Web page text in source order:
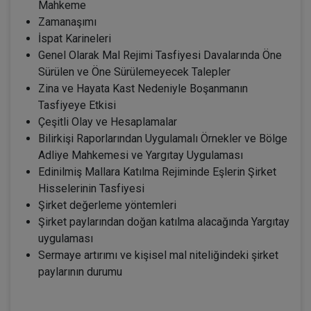
Mahkeme
Zamanaşımı
İspat Karineleri
Genel Olarak Mal Rejimi Tasfiyesi Davalarında Öne
Sürülen ve Öne Sürülemeyecek Talepler
Zina ve Hayata Kast Nedeniyle Boşanmanın
Tasfiyeye Etkisi
Çeşitli Olay ve Hesaplamalar
Bilirkişi Raporlarından Uygulamalı Örnekler ve Bölge
Adliye Mahkemesi ve Yargıtay Uygulaması
Edinilmiş Mallara Katılma Rejiminde Eşlerin Şirket
Hisselerinin Tasfiyesi
Şirket değerleme yöntemleri
Şirket paylarından doğan katılma alacağında Yargıtay
uygulaması
Sermaye artırımı ve kişisel mal niteliğindeki şirket
paylarının durumu